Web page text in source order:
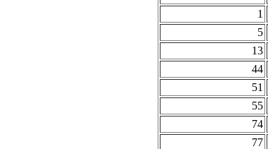
1
5
13
44
51
55
74
77